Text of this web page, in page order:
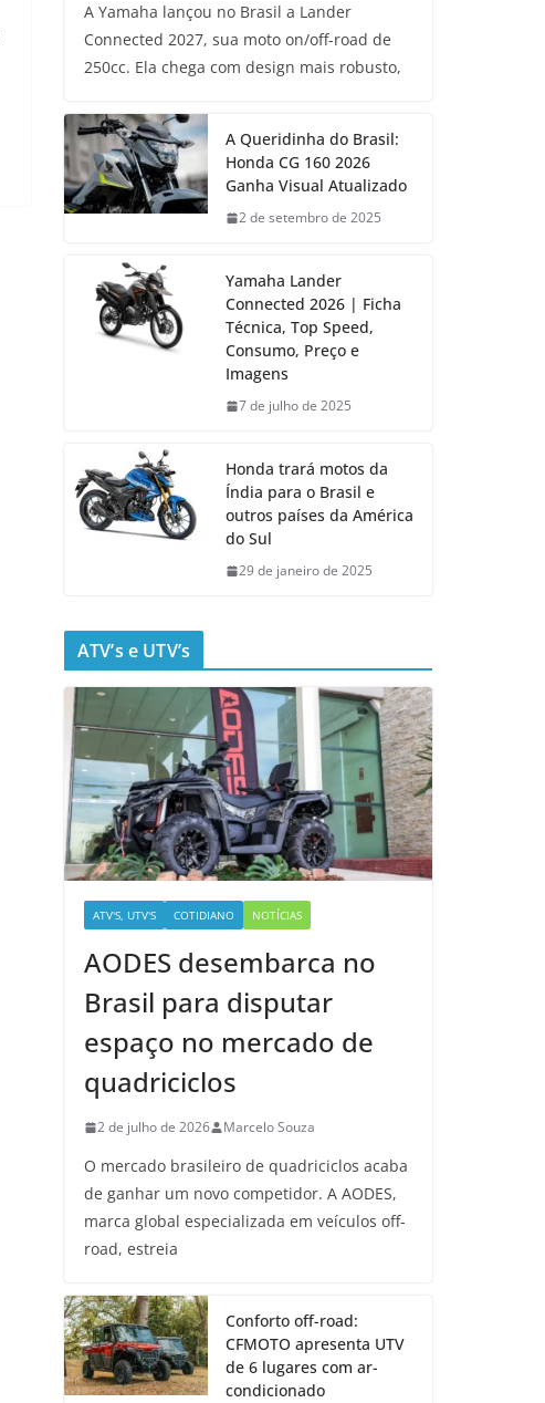
A Yamaha lançou no Brasil a Lander
Connected 2027, sua moto on/off-road de
250cc. Ela chega com design mais robusto,
A Queridinha do Brasil:
Honda CG 160 2026
Ganha Visual Atualizado
2 de setembro de 2025
Yamaha Lander
Connected 2026 | Ficha
Técnica, Top Speed,
Consumo, Preço e
Imagens
7 de julho de 2025
Honda trará motos da
Índia para o Brasil e
outros países da América
do Sul
29 de janeiro de 2025
ATV’s e UTV’s
ATV'S, UTV'S COTIDIANO NOTÍCIAS
AODES desembarca no
Brasil para disputar
espaço no mercado de
quadriciclos
2 de julho de 2026 Marcelo Souza
O mercado brasileiro de quadriciclos acaba
de ganhar um novo competidor. A AODES,
marca global especializada em veículos off-
road, estreia
Conforto off-road:
CFMOTO apresenta UTV
de 6 lugares com ar-
condicionado